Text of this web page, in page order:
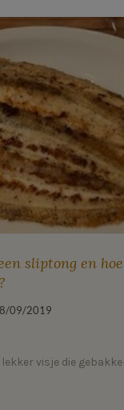
sliptong en
09/2019
visje die